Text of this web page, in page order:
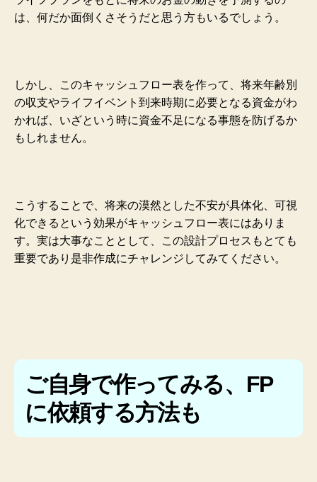
は、何だか面倒くさそうだと思う方もいるでしょう。
しかし、このキャッシュフロー表を作って、将来年齢別
の収支やライフイベント到来時期に必要となる資金がわ
かれば、いざという時に資金不足になる事態を防げるか
もしれません。
こうすることで、将来の漠然とした不安が具体化、可視
化できるという効果がキャッシュフロー表にはありま
す。実は大事なこととして、この設計プロセスもとても
重要であり是非作成にチャレンジしてみてください。
ご自身で作ってみる、FP
に依頼する方法も